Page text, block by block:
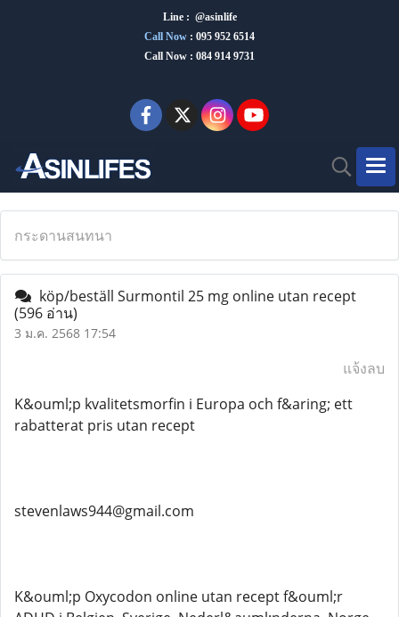
Line : @asinlife
Call Now : 095 952 6514
Call Now : 084 914 9731
กระดานสนทนา
köp/beställ Surmontil 25 mg online utan recept
(596 อ่าน)
3 ม.ค. 2568 17:54
แจ้งลบ
K&ouml;p kvalitetsmorfin i Europa och f&aring; ett
rabatterat pris utan recept
stevenlaws944@gmail.com
K&ouml;p Oxycodon online utan recept f&ouml;r